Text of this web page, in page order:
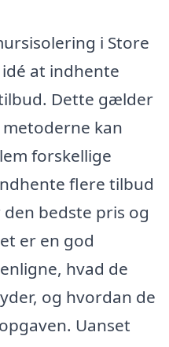
i Store
at indhente
Dette gælder
kan
forskellige
flere tilbud
bedste pris og
er en god
hvad de
og hvordan de
Uanset